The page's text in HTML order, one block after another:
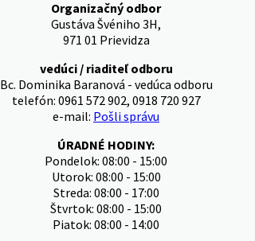
Organizačný odbor
Gustáva Švéniho 3H,
971 01 Prievidza
vedúci / riaditeľ odboru
Bc. Dominika Baranová - vedúca odboru
telefón: 0961 572 902, 0918 720 927
e-mail: Pošli správu
ÚRADNÉ HODINY:
Pondelok: 08:00 - 15:00
Utorok: 08:00 - 15:00
Streda: 08:00 - 17:00
Štvrtok: 08:00 - 15:00
Piatok: 08:00 - 14:00